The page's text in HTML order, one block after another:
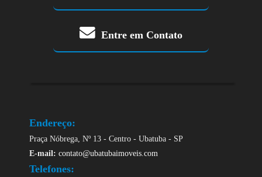
Entre em Contato
Endereço:
Praça Nóbrega, Nº 13 - Centro - Ubatuba - SP
E-mail: contato@ubatubaimoveis.com
Telefones: